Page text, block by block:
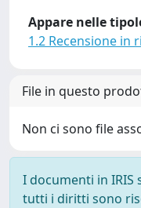
Appare nelle
1.2 Recensione in
File in questo
Non ci sono file
I documenti in
tutti i diritti sono